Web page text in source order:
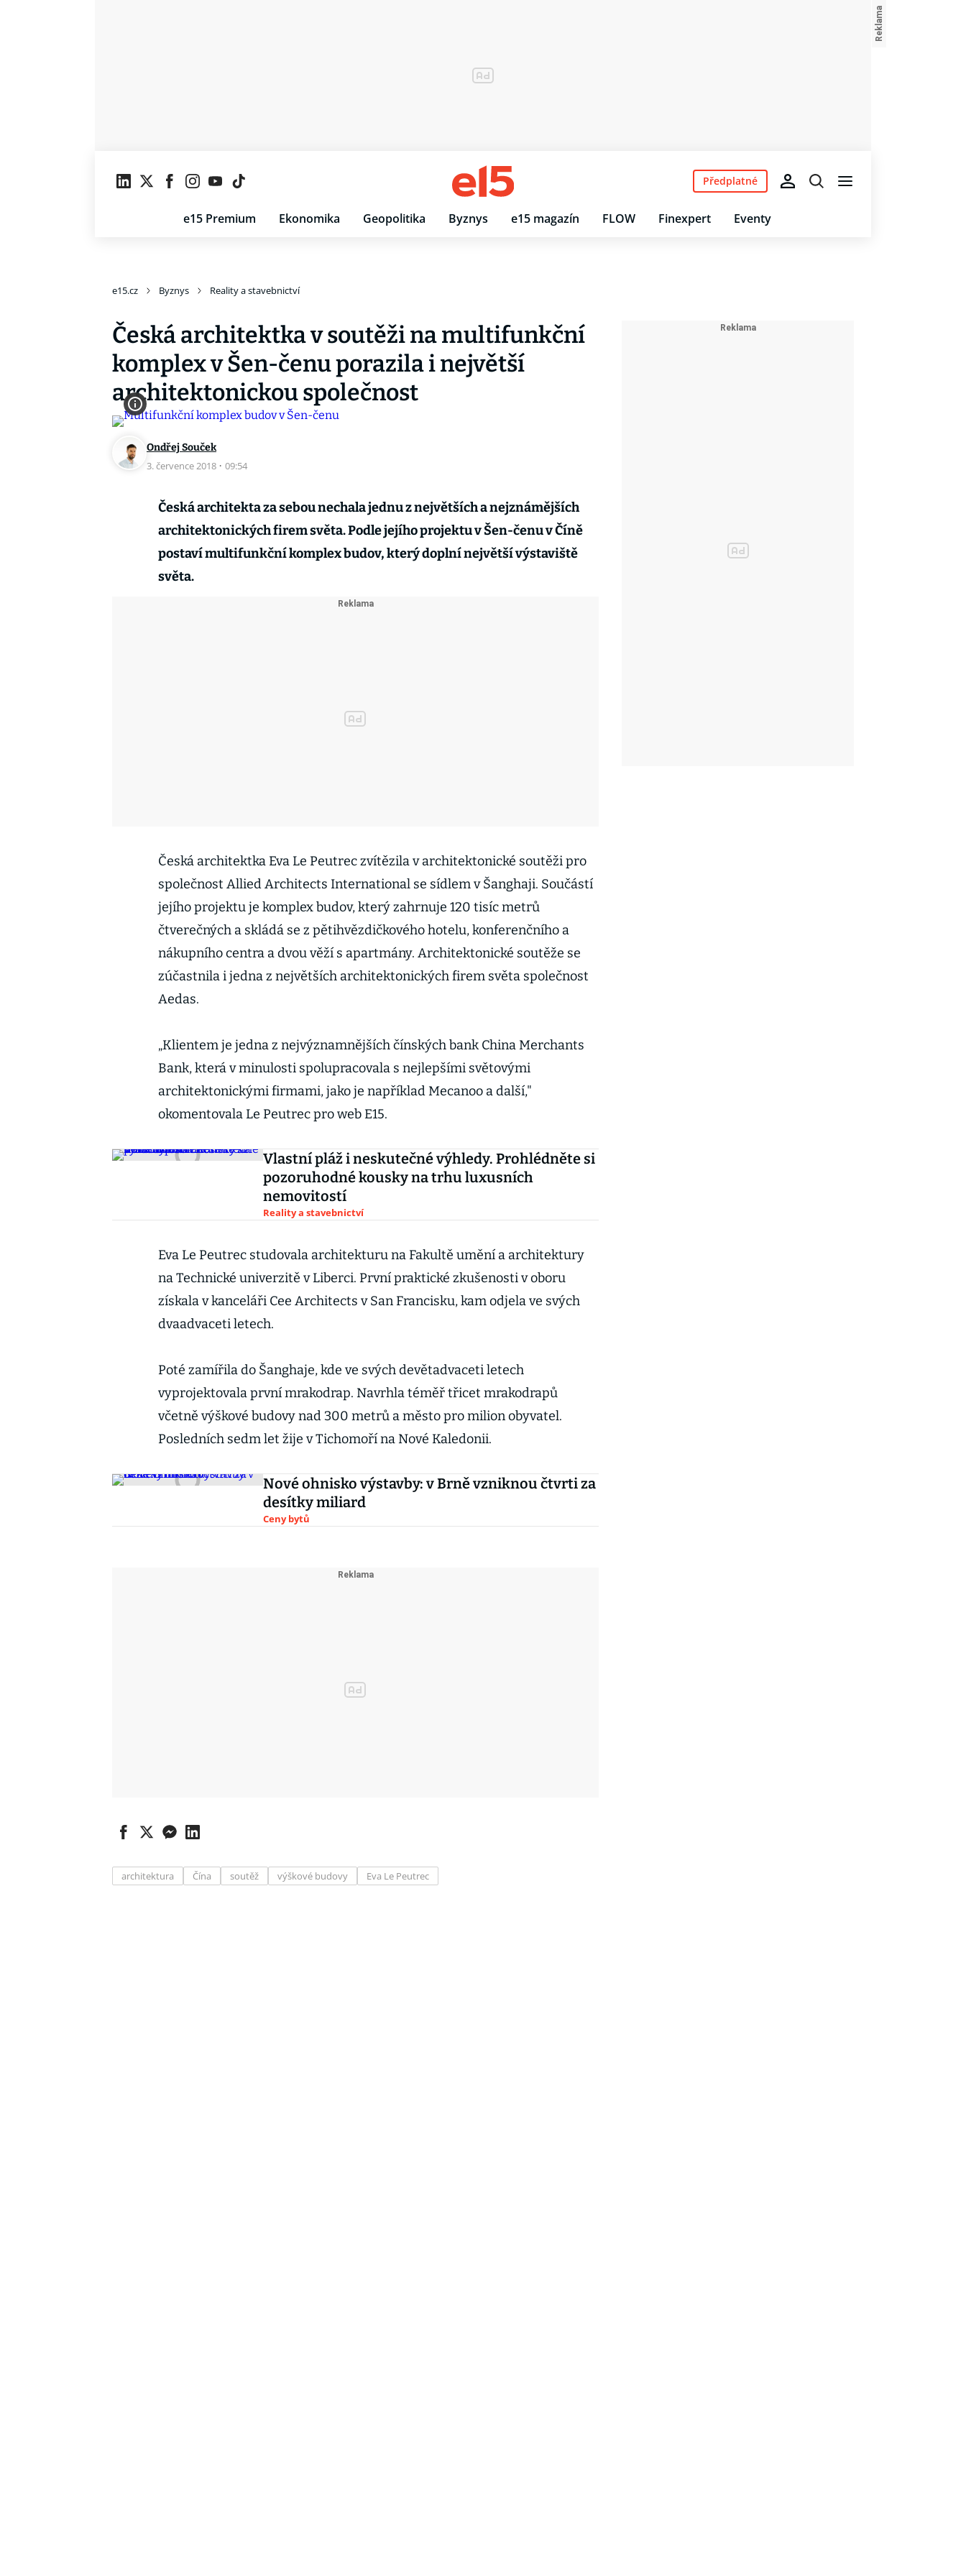
e15 Premium Ekonomika Geopolitika Byznys e15 magazín FLOW Finexpert Eventy
Předplatné
e15.cz Byznys Reality a stavebnictví
Česká architektka v soutěži na multifunkční
komplex v Šen-čenu porazila i největší
architektonickou společnost
Ondřej Souček
3. července 2018 · 09:54
Česká architekta za sebou nechala jednu z největších a nejznámějších
architektonických firem světa. Podle jejího projektu v Šen-čenu v Číně
postaví multifunkční komplex budov, který doplní největší výstaviště
světa.
Česká architektka Eva Le Peutrec zvítězila v architektonické soutěži pro
společnost Allied Architects International se sídlem v Šanghaji. Součástí
jejího projektu je komplex budov, který zahrnuje 120 tisíc metrů
čtverečných a skládá se z pětihvězdičkového hotelu, konferenčního a
nákupního centra a dvou věží s apartmány. Architektonické soutěže se
zúčastnila i jedna z největších architektonických firem světa společnost
Aedas.
„Klientem je jedna z nejvýznamnějších čínských bank China Merchants
Bank, která v minulosti spolupracovala s nejlepšími světovými
architektonickými firmami, jako je například Mecanoo a další,"
okomentovala Le Peutrec pro web E15.
Vlastní pláž i neskutečné výhledy. Prohlédněte si
pozoruhodné kousky na trhu luxusních
nemovitostí
Reality a stavebnictví
Eva Le Peutrec studovala architekturu na Fakultě umění a architektury
na Technické univerzitě v Liberci. První praktické zkušenosti v oboru
získala v kanceláři Cee Architects v San Francisku, kam odjela ve svých
dvaadvaceti letech.
Poté zamířila do Šanghaje, kde ve svých devětadvaceti letech
vyprojektovala první mrakodrap. Navrhla téměř třicet mrakodrapů
včetně výškové budovy nad 300 metrů a město pro milion obyvatel.
Posledních sedm let žije v Tichomoří na Nové Kaledonii.
Nové ohnisko výstavby: v Brně vzniknou čtvrti za
desítky miliard
Ceny bytů
architektura Čína soutěž výškové budovy Eva Le Peutrec